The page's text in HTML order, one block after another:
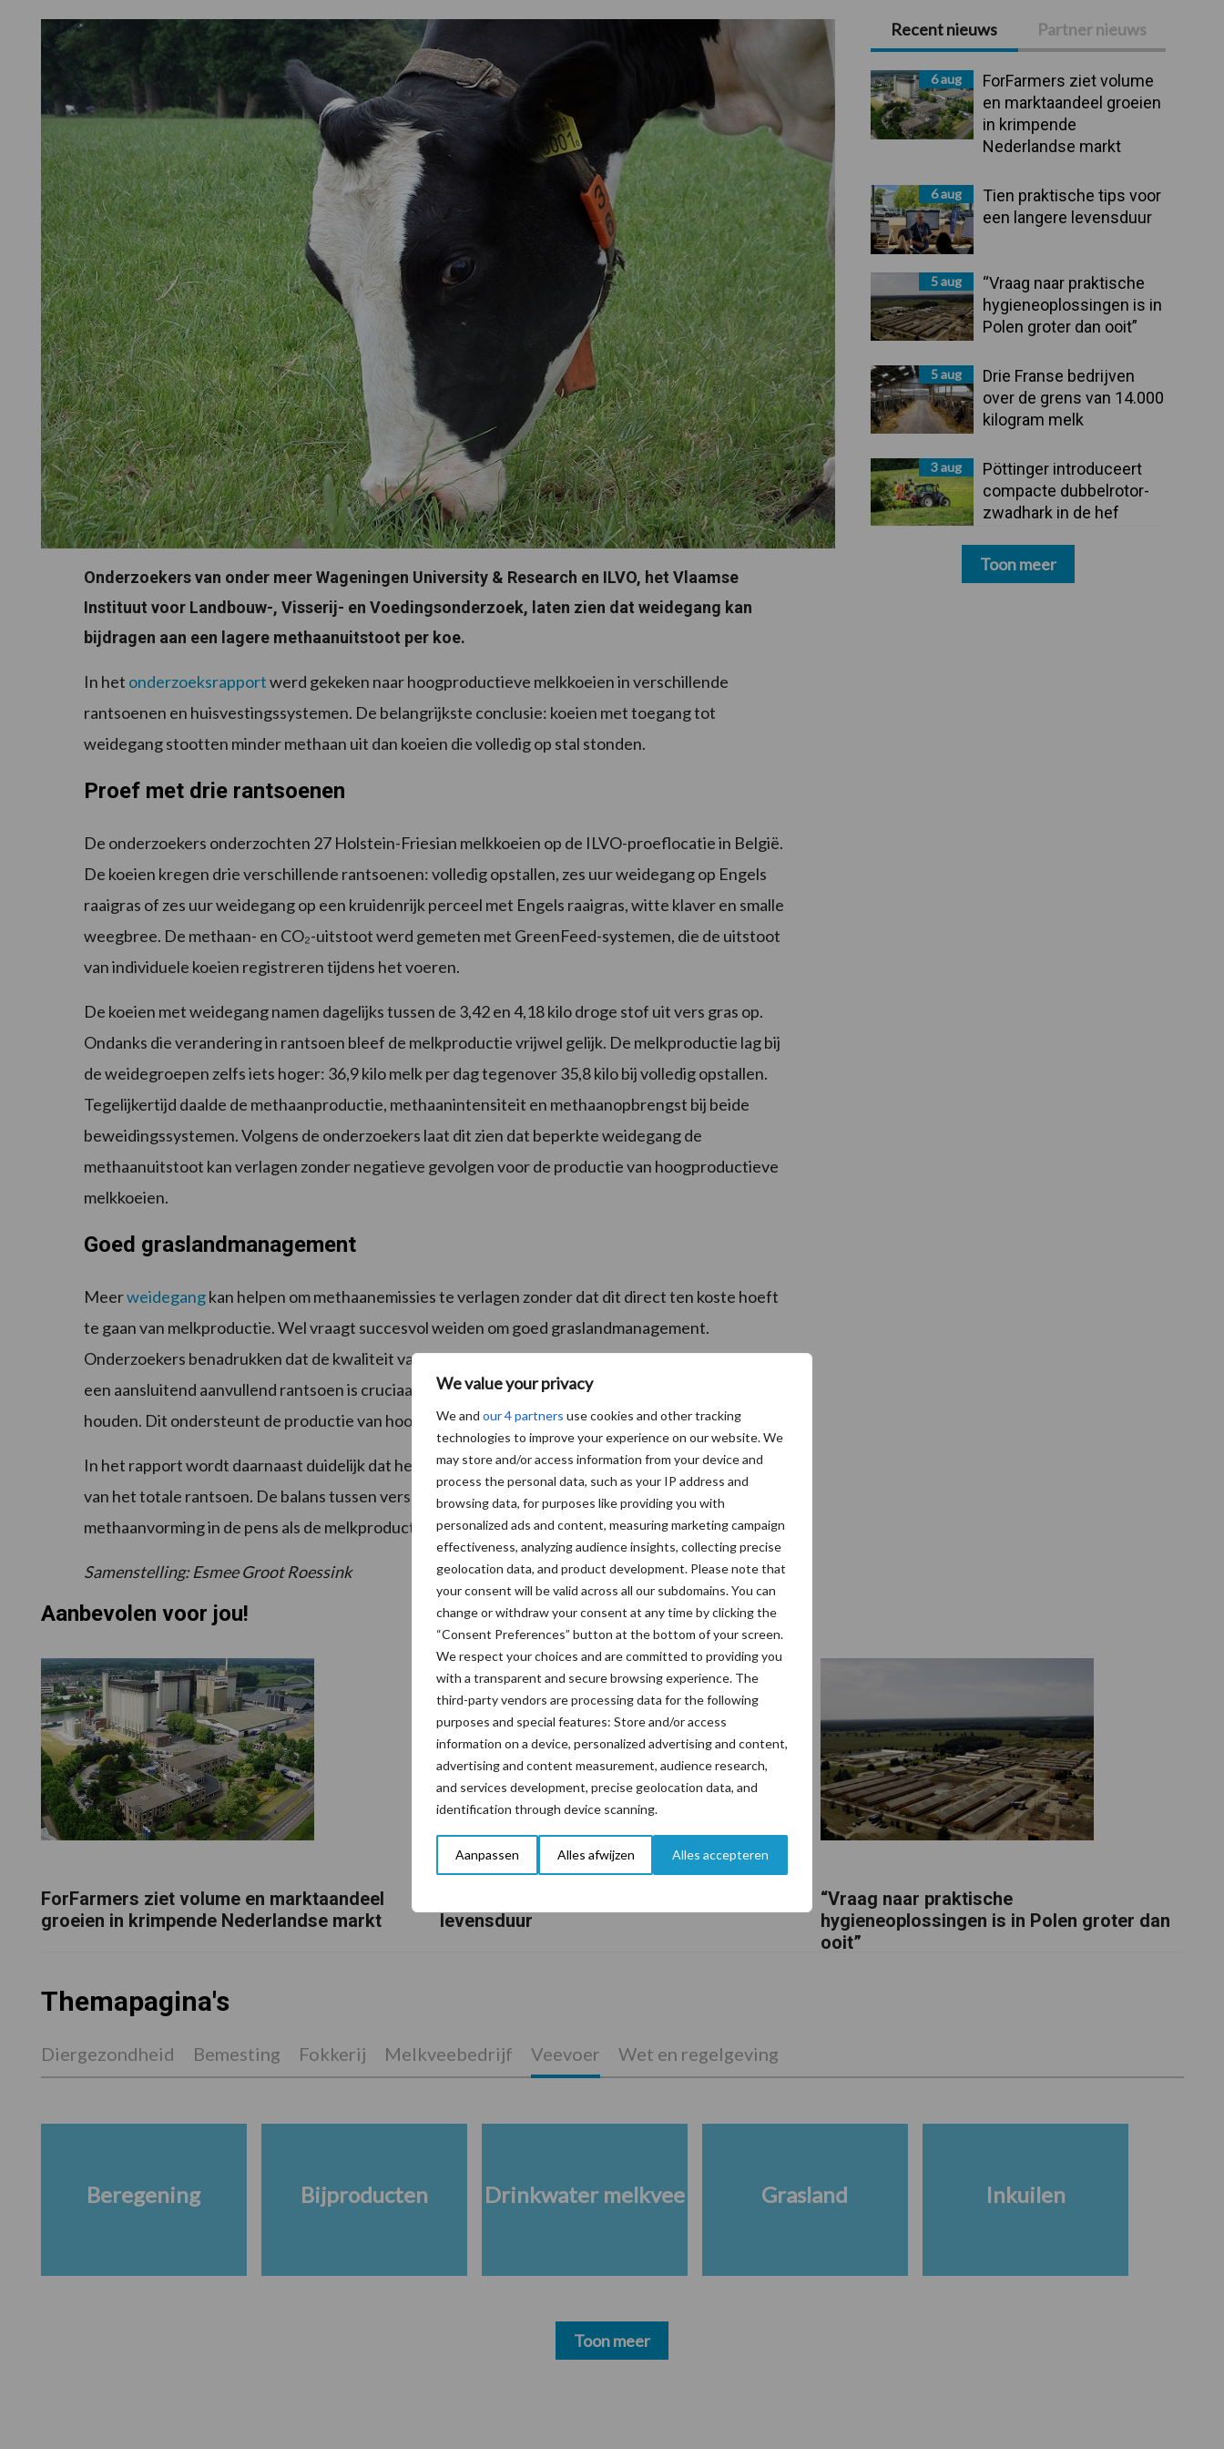
We value your privacy
We and our 4 partners use cookies and other tracking
technologies to improve your experience on our website. We
may store and/or access information from your device and
process the personal data, such as your IP address and
browsing data, for purposes like providing you with
personalized ads and content, measuring marketing campaign
effectiveness, analyzing audience insights, collecting precise
geolocation data, and product development. Please note that
your consent will be valid across all our subdomains. You can
change or withdraw your consent at any time by clicking the
“Consent Preferences” button at the bottom of your screen.
We respect your choices and are committed to providing you
with a transparent and secure browsing experience. The
third-party vendors are processing data for the following
purposes and special features: Store and/or access
information on a device, personalized advertising and content,
advertising and content measurement, audience research,
and services development, precise geolocation data, and
identification through device scanning.
Aanpassen Alles afwijzen Alles accepteren
Onderzoekers van onder meer Wageningen University & Research en ILVO, het Vlaamse
Instituut voor Landbouw-, Visserij- en Voedingsonderzoek, laten zien dat weidegang kan
bijdragen aan een lagere methaanuitstoot per koe.
In het onderzoeksrapportwerd gekeken naar hoogproductieve melkkoeien in verschillende
rantsoenen en huisvestingssystemen. De belangrijkste conclusie: koeien met toegang tot
weidegang stootten minder methaan uit dan koeien die volledig op stal stonden.
Proef met drie rantsoenen
De onderzoekers onderzochten 27 Holstein-Friesian melkkoeien op de ILVO-proeflocatie in België.
De koeien kregen drie verschillende rantsoenen: volledig opstallen, zes uur weidegang op Engels
raaigras of zes uur weidegang op een kruidenrijk perceel met Engels raaigras, witte klaver en smalle
weegbree. De methaan- en CO₂-uitstoot werd gemeten met GreenFeed-systemen, die de uitstoot
van individuele koeien registreren tijdens het voeren.
De koeien met weidegang namen dagelijks tussen de 3,42 en 4,18 kilo droge stof uit vers gras op.
Ondanks die verandering in rantsoen bleef de melkproductie vrijwel gelijk. De melkproductie lag bij
de weidegroepen zelfs iets hoger: 36,9 kilo melk per dag tegenover 35,8 kilo bij volledig opstallen.
Tegelijkertijd daalde de methaanproductie, methaanintensiteit en methaanopbrengst bij beide
beweidingssystemen. Volgens de onderzoekers laat dit zien dat beperkte weidegang de
methaanuitstoot kan verlagen zonder negatieve gevolgen voor de productie van hoogproductieve
melkkoeien.
Goed graslandmanagement
Meerweidegangkan helpen om methaanemissies te verlagen zonder dat dit direct ten koste hoeft
te gaan van melkproductie. Wel vraagt succesvol weiden om goed graslandmanagement.
Onderzoekers benadrukken dat de kwaliteit van vers gras belangrijk is. Ook voldoende opname en
een aansluitend aanvullend rantsoen is cruciaal om de energie- en eiwitvoorziening op peil te
houden. Dit ondersteunt de productie van hoogproductieve koeien.
In het rapport wordt daarnaast duidelijk dat het effect van weidegang niet los gezien kan worden
van het totale rantsoen. De balans tussen vers gras en bijvoeding is bepalend voor zowel
methaanvorming in de pens als de melkproductie.
Samenstelling: Esmee Groot Roessink
Primaire
Sidebar
Recent nieuws Partner nieuws
6 aug
ForFarmers ziet volume
en marktaandeel groeien
in krimpende
Nederlandse markt
6 aug
Tien praktische tips voor
een langere levensduur
5 aug
“Vraag naar praktische
hygieneoplossingen is in
Polen groter dan ooit”
5 aug
Drie Franse bedrijven
over de grens van 14.000
kilogram melk
3 aug
Pöttinger introduceert
compacte dubbelrotor-
zwadhark in de hef
Toon meer
Aanbevolen voor jou!
ForFarmers ziet volume en marktaandeel
groeien in krimpende Nederlandse markt
levensduur
“Vraag naar praktische
hygieneoplossingen is in Polen groter dan
ooit”
Themapagina's
Diergezondheid Bemesting Fokkerij Melkveebedrijf Veevoer Wet en regelgeving
Beregening Bijproducten Drinkwater melkvee Grasland Inkuilen
Toon meer